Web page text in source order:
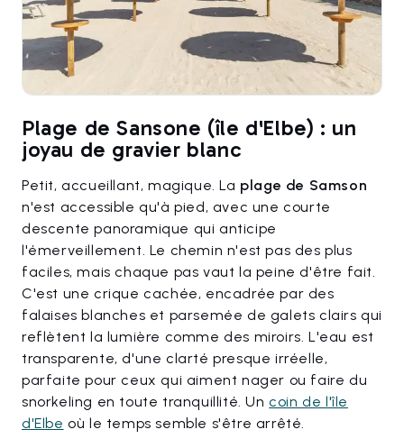
Plage de Sansone (île d'Elbe) : un
joyau de gravier blanc
Petit, accueillant, magique. La plage de Samson
n'est accessible qu'à pied, avec une courte
descente panoramique qui anticipe
l'émerveillement. Le chemin n'est pas des plus
faciles, mais chaque pas vaut la peine d'être fait.
C'est une crique cachée, encadrée par des
falaises blanches et parsemée de galets clairs qui
reflètent la lumière comme des miroirs. L'eau est
transparente, d'une clarté presque irréelle,
parfaite pour ceux qui aiment nager ou faire du
snorkeling en toute tranquillité. Uncoin de l'île
d'Elbe où le temps semble s'être arrêté.